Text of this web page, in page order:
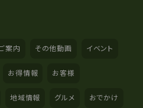
案内 その他動画 イベント
お得情報 お客様
地域情報 グルメ おでかけ